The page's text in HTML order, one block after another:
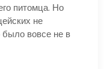
питомца. Но
не
было вовсе не в